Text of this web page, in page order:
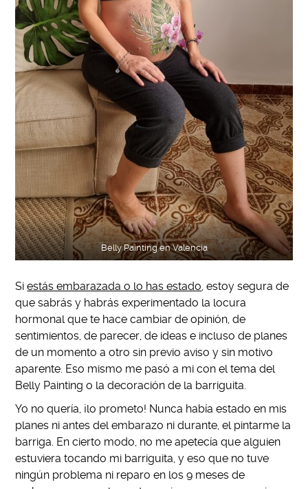
Belly Painting en Valencia
Siestás embarazada o lo has estado, estoy segura de
que sabrás y habrás experimentado la locura
hormonal que te hace cambiar de opinión, de
sentimientos, de parecer, de ideas e incluso de planes
de un momento a otro sin previo aviso y sin motivo
aparente. Eso mismo me pasó a mi con el tema del
Belly Painting o la decoración de la barriguita.
Yo no quería, ¡lo prometo! Nunca había estado en mis
planes ni antes del embarazo ni durante, el pintarme la
barriga. En cierto modo, no me apetecía que alguien
estuviera tocando mi barriguita, y eso que no tuve
ningún problema ni reparo en los 9 meses de